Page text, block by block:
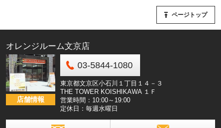
ページトップ
オレンジルーム文京店
店舗情報
03-5844-1080
東京都文京区小石川１丁目１４－３
THE TOWER KOISHIKAWA １Ｆ
営業時間：10:00～19:00
定休日：毎週水曜日